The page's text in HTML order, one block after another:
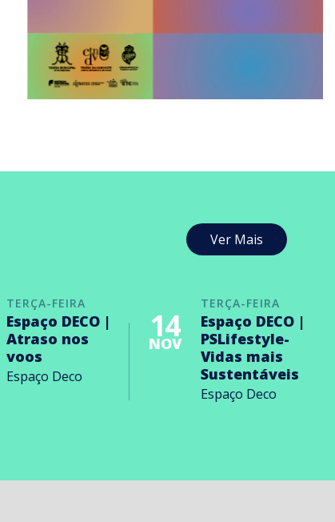
Ver Mais
TERÇA-FEIRA
Espaço DECO |
Atraso nos
voos
Espaço Deco
TERÇA-FEIRA
14
NOV
Espaço DECO |
PSLifestyle-
Vidas mais
Sustentáveis
Espaço Deco